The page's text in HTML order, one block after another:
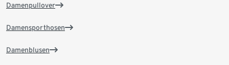
Damenpullover
Damensporthosen
Damenblusen